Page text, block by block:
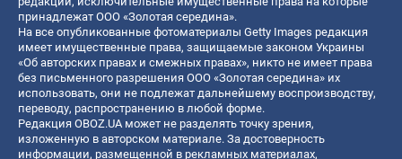
принадлежат ООО «Золотая середина».
На все опубликованные фотоматериалы Getty Images редакция
имеет имущественные права, защищаемые законом Украины
«Об авторских правах и смежных правах», никто не имеет права
без письменного разрешения ООО «Золотая середина» их
использовать, они не подлежат дальнейшему воспроизводству,
переводу, распространению в любой форме.
Редакция OBOZ.UA может не разделять точку зрения,
изложенную в авторском материале. За достоверность
информации, размещенной в рекламных материалах,